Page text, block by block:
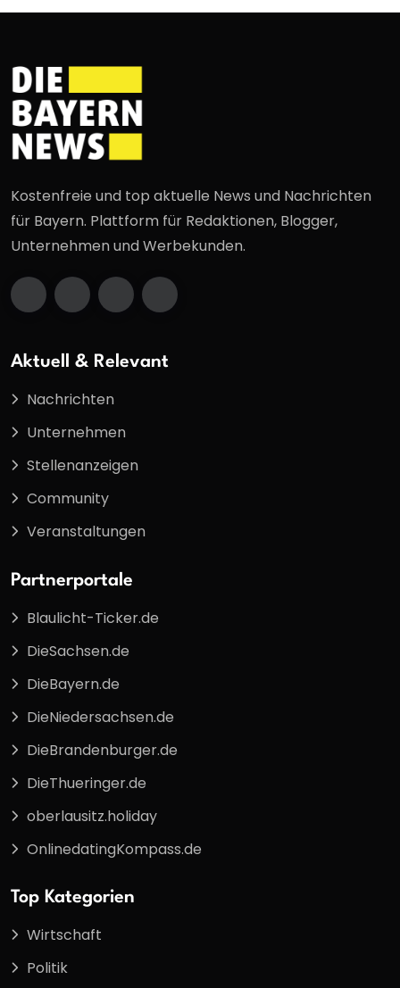
Kostenfreie und top aktuelle News und Nachrichten
für Bayern. Plattform für Redaktionen, Blogger,
Unternehmen und Werbekunden.
Aktuell & Relevant
Nachrichten
Unternehmen
Stellenanzeigen
Community
Veranstaltungen
Partnerportale
Blaulicht-Ticker.de
DieSachsen.de
DieBayern.de
DieNiedersachsen.de
DieBrandenburger.de
DieThueringer.de
oberlausitz.holiday
OnlinedatingKompass.de
Top Kategorien
Wirtschaft
Politik